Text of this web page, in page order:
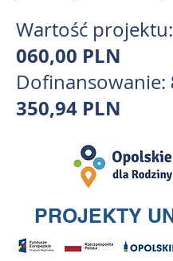
Wartość projektu:
060,00 PLN
Dofinansowanie:
350,94 PLN
PROJEKTY